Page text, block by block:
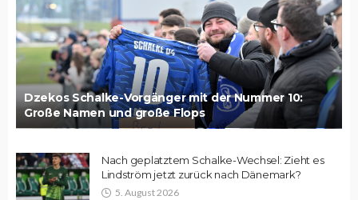
Dzekos Schalke-Vorgänger mit der Nummer 10:
Große Namen und große Flops
Nach geplatztem Schalke-Wechsel: Zieht es
Lindström jetzt zurück nach Dänemark?
5. August 2026